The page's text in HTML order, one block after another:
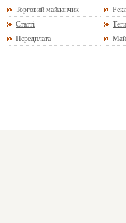
Торговий майданчик
Статті
Теги
Передплата